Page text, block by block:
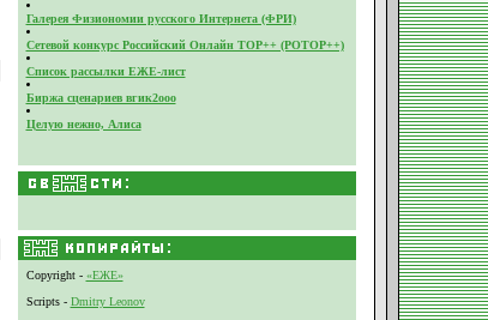
Галерея Физиономии русского Интернета (ФРИ)
Сетевой конкурс Российский Онлайн ТОР++ (РОТОР++)
Список рассылки ЕЖЕ-лист
Биржа сценариев вгик2ооо
Целую нежно, Алиса
Copyright - «ЕЖЕ»
Scripts - Dmitry Leonov